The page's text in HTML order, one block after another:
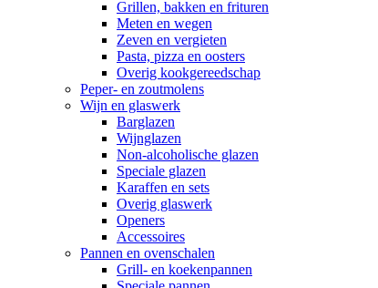
Grillen, bakken en frituren
Meten en wegen
Zeven en vergieten
Pasta, pizza en oosters
Overig kookgereedschap
Peper- en zoutmolens
Wijn en glaswerk
Barglazen
Wijnglazen
Non-alcoholische glazen
Speciale glazen
Karaffen en sets
Overig glaswerk
Openers
Accessoires
Pannen en ovenschalen
Grill- en koekenpannen